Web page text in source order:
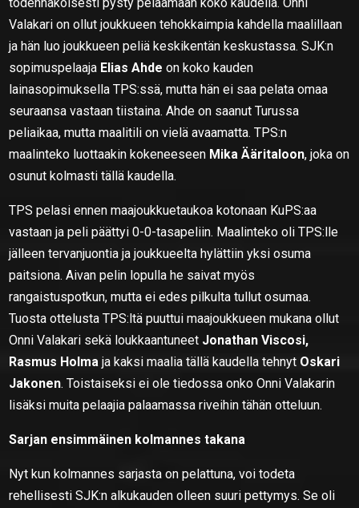
Valakari on ollut joukkueen tehokkaimpia kahdella maalillaan
ja hän luo joukkueen peliä keskikentän keskustassa. SJK:n
sopimuspelaaja Elias Ahdeon koko kauden
lainasopimuksella TPS:ssä, mutta hän ei saa pelata omaa
seuraansa vastaan tiistaina. Ahde on saanut Turussa
peliaikaa, mutta maalitili on vielä avaamatta. TPS:n
maalinteko luottaakin kokeneeseen Mika Ääritaloon, joka on
osunut kolmasti tällä kaudella.
TPS pelasi ennen maajoukkuetaukoa kotonaan KuPS:aa
vastaan ja peli päättyi 0-0-tasapeliin. Maalinteko oli TPS:lle
jälleen tervanjuontia ja joukkueelta hylättiin yksi osuma
paitsiona. Aivan pelin lopulla he saivat myös
rangaistuspotkun, mutta ei edes pilkulta tullut osumaa.
Tuosta ottelusta TPS:ltä puuttui maajoukkueen mukana ollut
Onni Valakari sekä loukkaantuneet Jonathan Viscosi,
Rasmus Holma ja kaksi maalia tällä kaudella tehnyt Oskari
Jakonen. Toistaiseksi ei ole tiedossa onko Onni Valakarin
lisäksi muita pelaajia palaamassa riveihin tähän otteluun.
Sarjan ensimmäinen kolmannes takana
Nyt kun kolmannes sarjasta on pelattuna, voi todeta
rehellisesti SJK:n alkukauden olleen suuri pettymys. Se oli